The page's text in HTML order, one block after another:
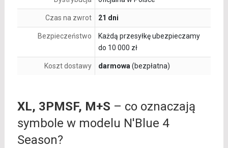
Czas na zwrot 21 dni
Bezpieczeństwo
Każdą przesyłkę ubezpieczamy
do 10 000 zł
Koszt dostawy darmowa (bezpłatna)
XL, 3PMSF, M+S – co oznaczają
symbole w modelu N'Blue 4
Season?